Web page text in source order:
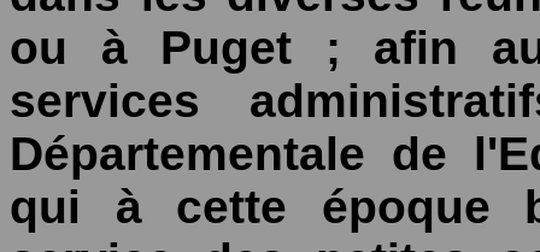
ou à Puget ; afin
services
Départementale de
qui à cette époque